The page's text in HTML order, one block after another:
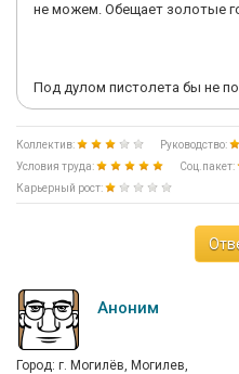
не можем. Обещает золотые
Под дулом пистолета бы не
Коллектив:
Руководство:
Условия труда:
Соц.пакет:
Карьерный рост:
Аноним
Город: г. Могилёв, Могилев,